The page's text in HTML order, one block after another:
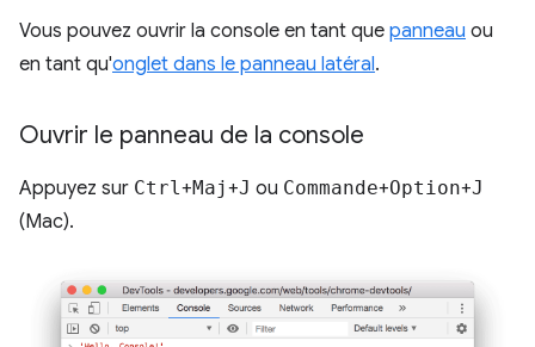
Vous pouvez ouvrir la console en tant que panneau ou
en tant qu'onglet dans le panneau latéral.
Ouvrir le panneau de la console
Appuyez sur Ctrl+Maj+J ou Commande+Option+J
(Mac).